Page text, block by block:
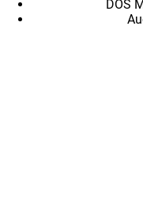
DOS